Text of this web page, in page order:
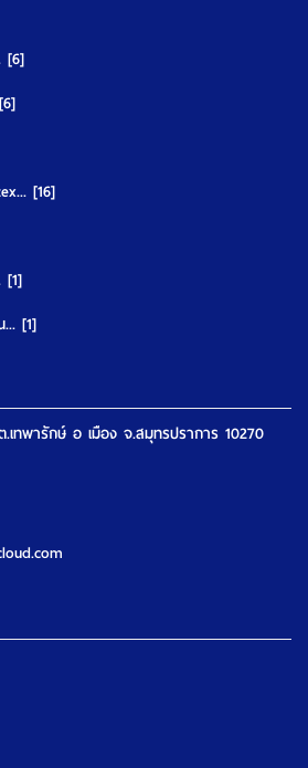
[6]
[6]
[16]
[1]
[1]
เทพารักษ์ อ เมือง จ.สมุทรปราการ 10270